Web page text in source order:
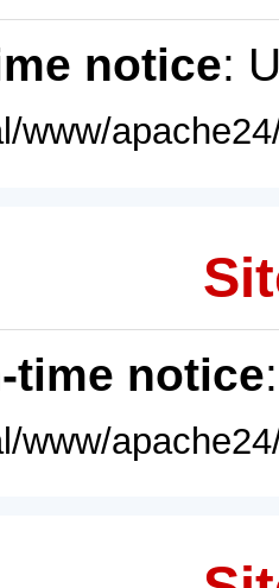
notice:
www/
time notice
www/